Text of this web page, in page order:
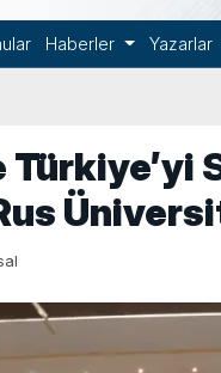
Haberler Yazarlar